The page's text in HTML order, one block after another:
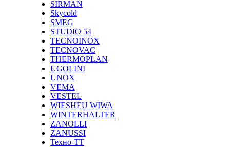
SIRMAN
Skycold
SMEG
STUDIO 54
TECNOINOX
TECNOVAC
THERMOPLAN
UGOLINI
UNOX
VEMA
VESTEL
WIESHEU WIWA
WINTERHALTER
ZANOLLI
ZANUSSI
Техно-ТТ